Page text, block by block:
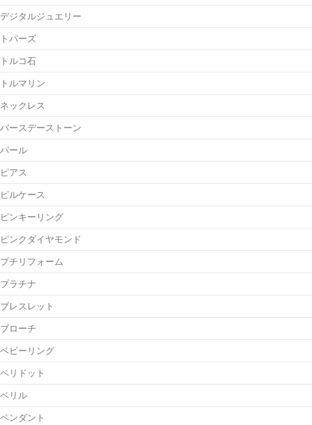
デジタルジュエリー
トパーズ
トルコ石
トルマリン
ネックレス
バースデーストーン
パール
ピアス
ピルケース
ピンキーリング
ピンクダイヤモンド
プチリフォーム
プラチナ
ブレスレット
ブローチ
ベビーリング
ペリドット
ベリル
ペンダント